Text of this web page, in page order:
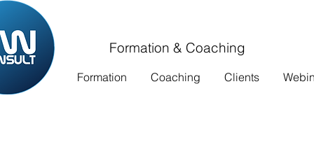
Formation & Coaching
Formation Coaching Clients